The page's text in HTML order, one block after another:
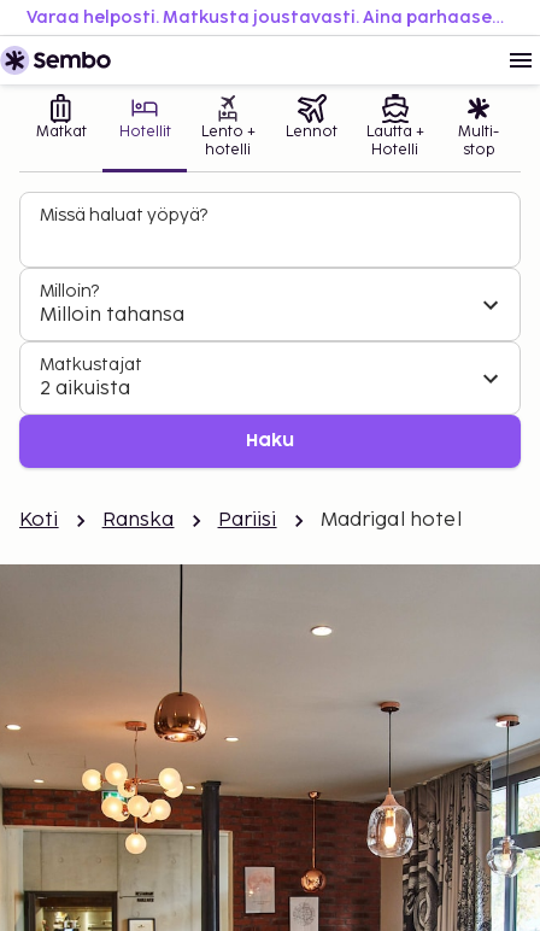
Varaa helposti. Matkusta joustavasti. Aina parhaaseen hintaan.
Matkat Hotellit
Lento +
hotelli
Lennot
Lautta +
Hotelli
Multi-
stop
Missä haluat yöpyä?
Milloin?
Milloin tahansa
Matkustajat
2 aikuista
Haku
Koti Ranska Pariisi Madrigal hotel